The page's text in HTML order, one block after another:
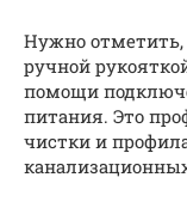
Нужно отметить,
ручной
помощи
питания. Это
чистки и